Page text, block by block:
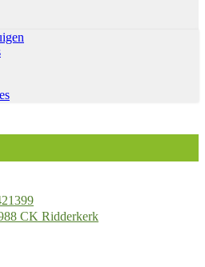
CK Ridderkerk